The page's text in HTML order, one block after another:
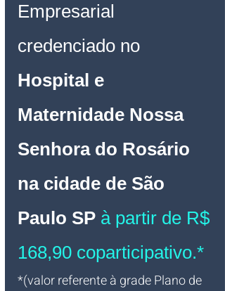
Empresarial
credenciado no
Hospital e
Maternidade Nossa
Senhora do Rosário
na cidade de São
Paulo SP à partir de R$
168,90 coparticipativo.*
*(valor referente à grade Plano de